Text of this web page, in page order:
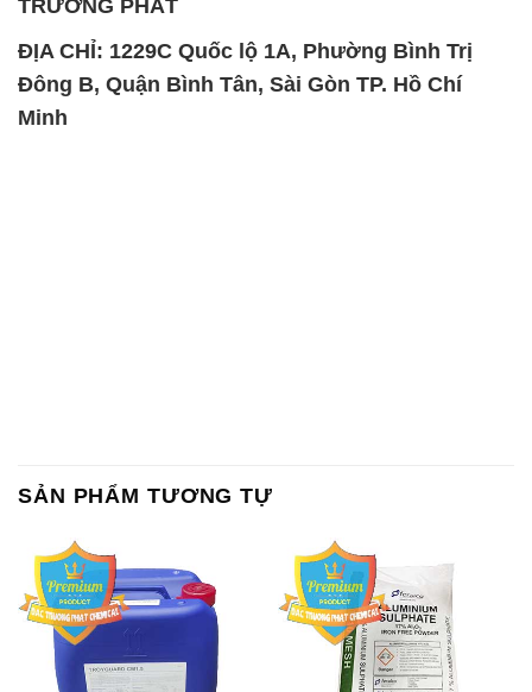
Chất Bảo Quản CMIT Thái
Lan Thailand
Phèn Nhôm – Al2(SO4)3 17%
Ấn Độ India